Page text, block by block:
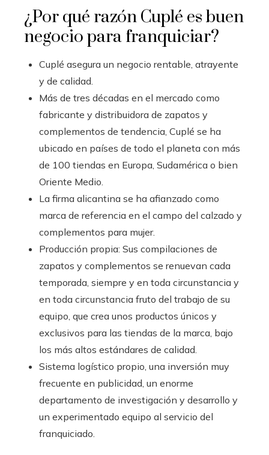
¿Por qué razón Cuplé es buen
negocio para franquiciar?
Cuplé asegura un negocio rentable, atrayente
y de calidad.
Más de tres décadas en el mercado como
fabricante y distribuidora de zapatos y
complementos de tendencia, Cuplé se ha
ubicado en países de todo el planeta con más
de 100 tiendas en Europa, Sudamérica o bien
Oriente Medio.
La firma alicantina se ha afianzado como
marca de referencia en el campo del calzado y
complementos para mujer.
Producción propia: Sus compilaciones de
zapatos y complementos se renuevan cada
temporada, siempre y en toda circunstancia y
en toda circunstancia fruto del trabajo de su
equipo, que crea unos productos únicos y
exclusivos para las tiendas de la marca, bajo
los más altos estándares de calidad.
Sistema logístico propio, una inversión muy
frecuente en publicidad, un enorme
departamento de investigación y desarrollo y
un experimentado equipo al servicio del
franquiciado.